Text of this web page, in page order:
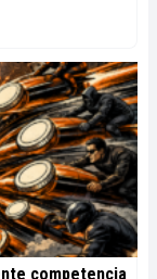
competencia